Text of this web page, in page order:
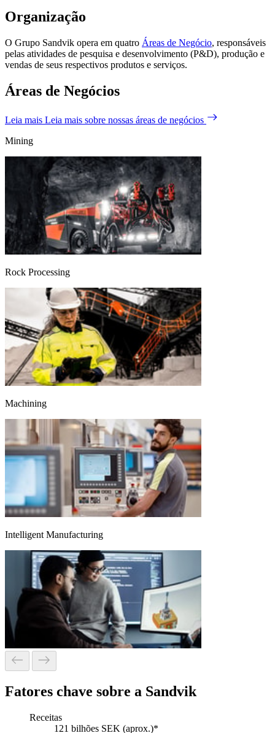
Organização
O Grupo Sandvik opera em quatro Áreas de Negócio, responsáveis
pelas atividades de pesquisa e desenvolvimento (P&D), produção e
vendas de seus respectivos produtos e serviços.
Áreas de Negócios
Leia mais Leia mais sobre nossas áreas de negócios
Mining
Rock Processing
Machining
Intelligent Manufacturing
Fatores chave sobre a Sandvik
Receitas
121 bilhões SEK (aprox.)*